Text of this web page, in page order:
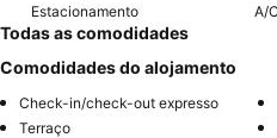
Estacionamento A/C
Todas as comodidades
Comodidades do alojamento
Check-in/check-out expresso
Terraço